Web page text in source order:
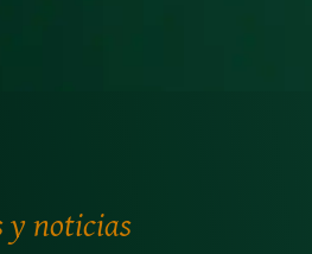
noticias